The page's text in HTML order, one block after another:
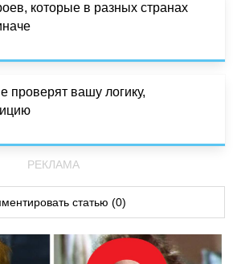
которые в разных странах
проверят вашу логику,
РЕКЛАМА
статью (0)